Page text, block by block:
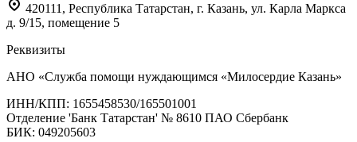
420111 , Республика Татарстан, г. Казань, ул. Карла Маркса
д. 9/15, помещение 5
Реквизиты
АНО «Служба помощи нуждающимся «Милосердие Казань»
‌ИНН/КПП: 1655458530/165501001
Отделение 'Банк Татарстан' № 8610 ПАО Сбербанк
БИК: 049205603